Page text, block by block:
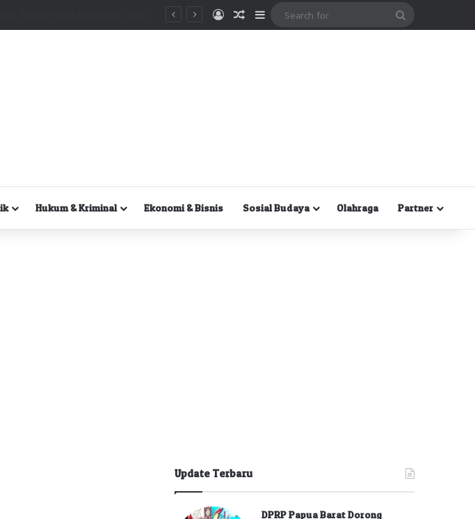
MasukRandom Article
Sidebar
Hukum & Kriminal Ekonomi & Bisnis Sosial Budaya Olahraga Partner
Update Terbaru
DPRP Papua Barat Dorong